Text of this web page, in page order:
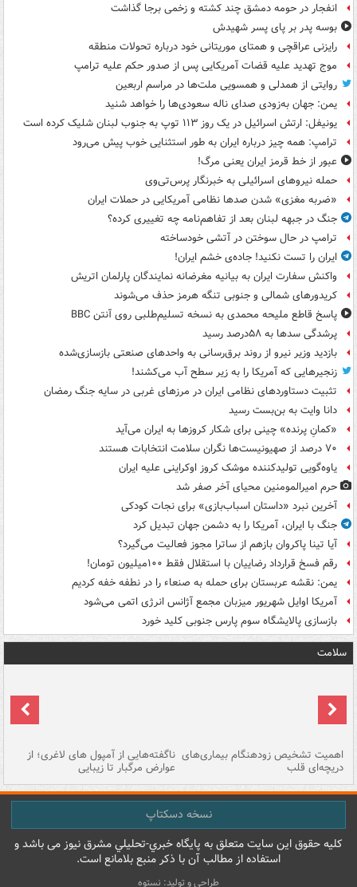
انفجار در حومه دمشق چند کشته و زخمی برجا گذاشت
بوسه‌ پدر بر پای پسر شهیدش
رایزنی عراقچی و همتای موریتانی خود درباره تحولات منطقه
موج تهدید علیه قضات آمریکایی پس از صدور حکم علیه ترامپ
روایتی از همدلی و همسویی ملت‌ها در مراسم اربعین
یمن: جهان به‌زودی صدای ناله سعودی‌ها را خواهد شنید
یونیفل: ارتش اسرائیل در یک روز ۱۱۳ توپ به جنوب لبنان شلیک کرده است
ترامپ: همه چیز درباره ایران به طور استثنایی خوب پیش می‌رود
عبور از خط قرمز ایران یعنی مرگ!
حمله نیروهای اسرائیلی به خبرنگار پرس‌تی‌وی
«ضربه مغزی» شدن صدها نظامی آمریکایی در حملات ایران
جنگ در جبهه لبنان بعد از تفاهم‌نامه چه تغییری کرده؟
ترامپ در حال سوختن در آتشی خودساخته
ایران را تست نکنید! جاده‌ی خشم ایران!
واکنش سفارت ایران به بیانیه مغرضانه نمایندگان پارلمان اتریش
کریدورهای شمالی و جنوبی تنگه هرمز حذف می‌شوند
پاسخ قاطع ملیحه محمدی به نسخه تسلیم‌طلبی روی آنتن BBC
پرشدگی سدها به ۵۸درصد رسید
بازدید وزیر نیرو از روند برق‌رسانی به واحدهای صنعتی بازسازی‌شده
زنجیرهایی که آمریکا را به زیر سطح آب می‌کشند!
تثبیت دستاوردهای نظامی ایران در مرزهای غربی در سایه جنگ رمضان
دانا وایت به بن‌بست رسید
«کمانِ پرنده» چینی برای شکار کروزها به ایران می‌آید
۷۰ درصد از صهیونیست‌ها نگران سلامت انتخابات هستند
یاوه‌گویی تولیدکننده موشک کروز اوکراینی علیه ایران
حرم امیرالمومنین محیای آخر صفر شد
آخرین نبرد «داستان اسباب‌بازی» برای نجات کودکی
جنگ با ایران، آمریکا را به دشمن جهان تبدیل کرد
آیا تینا پاکروان بازهم از ساترا مجوز فعالیت می‌گیرد؟
رقم فسخ قرارداد رضاییان با استقلال فقط ۱۰۰میلیون تومان!
یمن: نقشه عربستان برای حمله به صنعاء را در نطفه خفه کردیم
آمریکا اوایل شهریور میزبان مجمع آژانس انرژی اتمی می‌شود
بازسازی پالایشگاه سوم پارس جنوبی کلید خورد
سلامت
اهمیت تشخیص زودهنگام بیماری‌های
دریچه‌ای قلب
ناگفته‌هایی از آمپول های لاغری؛ از
عوارض مرگبار تا زیبایی
نسخه دسکتاپ
کليه حقوق اين سايت متعلق به پایگاه خبري-تحليلي مشرق نيوز می باشد و
استفاده از مطالب آن با ذکر منبع بلامانع است.
طراحی و تولید: نستوه